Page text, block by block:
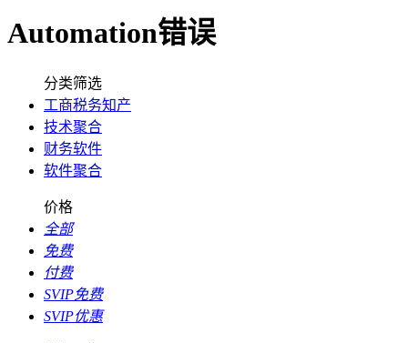
Automation错误
分类筛选
工商税务知产
技术聚合
财务软件
软件聚合
价格
全部
免费
付费
SVIP免费
SVIP优惠